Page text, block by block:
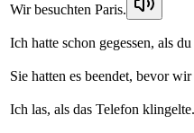
Wir besuchten Paris.
Ich hatte schon gegessen, als
Sie hatten es beendet, bevor
Ich las, als das Telefon klingelte.